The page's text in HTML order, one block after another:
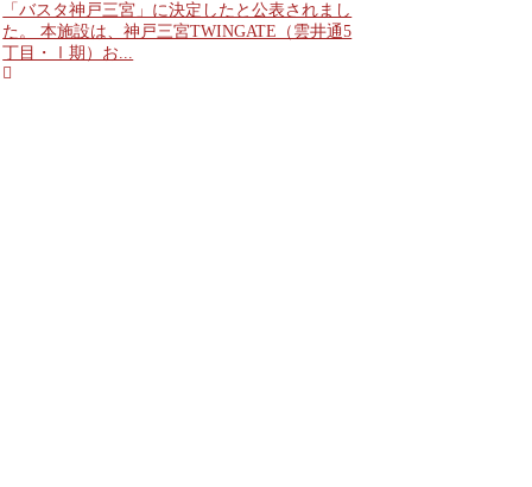
「バスタ神戸三宮」に決定したと公表されまし
た。 本施設は、神戸三宮TWINGATE（雲井通5
丁目・Ⅰ期）お...